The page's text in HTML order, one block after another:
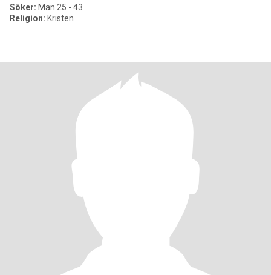
Söker: Man 25 - 43
Religion: Kristen